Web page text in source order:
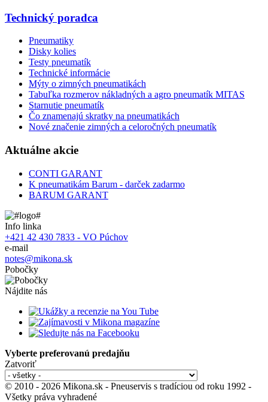
Technický poradca
Pneumatiky
Disky kolies
Testy pneumatík
Technické informácie
Mýty o zimných pneumatikách
Tabuľka rozmerov nákladných a agro pneumatík MITAS
Starnutie pneumatík
Čo znamenajú skratky na pneumatikách
Nové značenie zimných a celoročných pneumatík
Aktuálne akcie
CONTI GARANT
K pneumatikám Barum - darček zadarmo
BARUM GARANT
Info linka
+421 42 430 7833 - VO Púchov
e-mail
notes@mikona.sk
Pobočky
Nájdite nás
Vyberte preferovanú predajňu
Zatvoriť
© 2010 - 2026 Mikona.sk - Pneuservis s tradíciou od roku 1992 -
Všetky práva vyhradené